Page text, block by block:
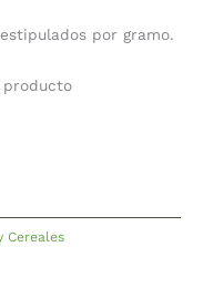
por gramo.
producto
Cereales